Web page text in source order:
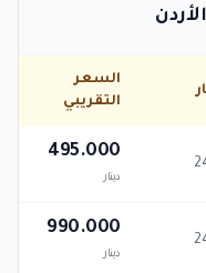
السعر
التقريبي
495.000
دينار
990.000
دينار